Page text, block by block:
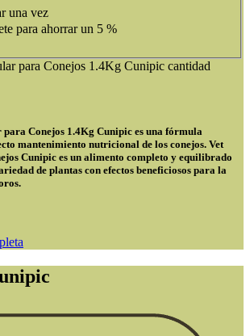
una vez
Suscríbete para ahorrar un 5 %
para Conejos 1.4Kg Cunipic cantidad
Conejos 1.4Kg Cunipic es una fórmula
mantenimiento nutricional de los conejos. Vet
Cunipic es un alimento completo y equilibrado
de plantas con efectos beneficiosos para la